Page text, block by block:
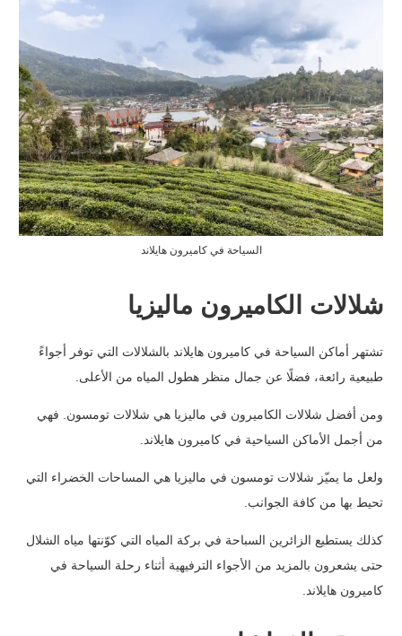
السياحة في كاميرون هايلاند
شلالات الكاميرون ماليزيا
تشتهر أماكن السياحة في كاميرون هايلاند بالشلالات التي توفر أجواءً
طبيعية رائعة، فضلًا عن جمال منظر هطول المياه من الأعلى.
ومن أفضل شلالات الكاميرون في ماليزيا هي شلالات تومسون. فهي
من أجمل الأماكن السياحية في كاميرون هايلاند.
ولعل ما يميّز شلالات تومسون في ماليزيا هي المساحات الخضراء التي
تحيط بها من كافة الجوانب.
كذلك يستطيع الزائرين السباحة في بركة المياه التي كوّنتها مياه الشلال
حتى يشعرون بالمزيد من الأجواء الترفيهية أثناء رحلة السياحة في
كاميرون هايلاند.